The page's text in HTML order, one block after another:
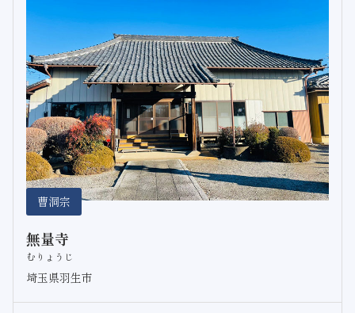
曹洞宗
無量寺
むりょうじ
埼玉県羽生市